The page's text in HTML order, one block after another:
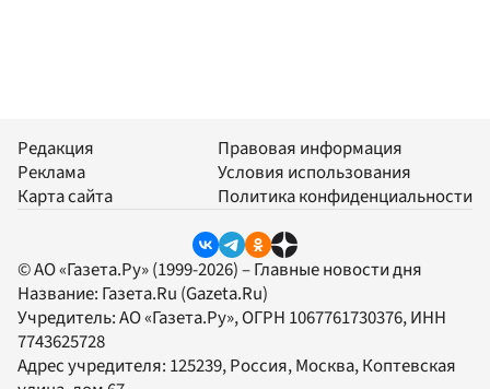
Редакция
Реклама
Карта сайта
Правовая информация
Условия использования
Политика конфиденциальности
© АО «Газета.Ру» (1999-2026) – Главные новости дня
Название: Газета.Ru (Gazeta.Ru)
Учредитель:АО «Газета.Ру», ОГРН 1067761730376, ИНН
7743625728
Адрес учредителя: 125239, Россия, Москва, Коптевская